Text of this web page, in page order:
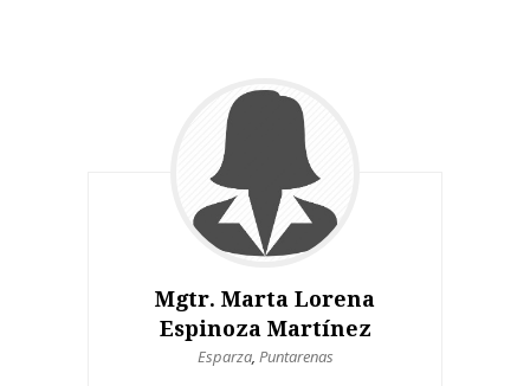
Mgtr. Marta Lorena
Espinoza Martínez
Esparza, Puntarenas